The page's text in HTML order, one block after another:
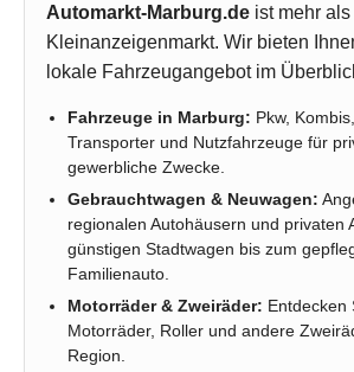
Automarkt-Marburg.de ist mehr
Kleinanzeigenmarkt. Wir bieten
lokale Fahrzeugangebot im
Fahrzeuge in Marburg: Pkw,
Transporter und Nutzfahrzeuge für
gewerbliche Zwecke.
Gebrauchtwagen & Neuwagen:
regionalen Autohäusern und privaten
günstigen Stadtwagen bis zum
Familienauto.
Motorräder & Zweiräder: Entdecken
Motorräder, Roller und andere
Region.